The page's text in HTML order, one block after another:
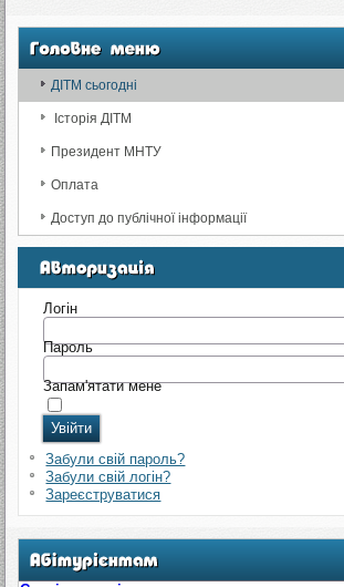
ДІТМ сьогодні
Історія ДІТМ
Президент МНТУ
Оплата
Доступ до публічної інформації
Логін
Пароль
Запам'ятати мене
Забули свій пароль?
Забули свій логін?
Зареєструватися